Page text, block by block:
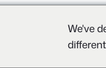
We've